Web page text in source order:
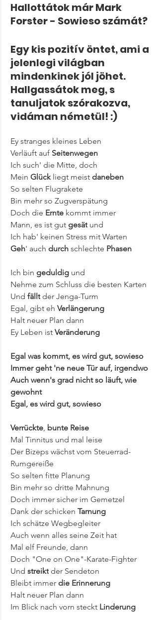
Hallottátok már Mark
Forster - Sowieso számát?
Egy kis pozitív öntet, ami a
jelenlegi világban
mindenkinek jól jöhet.
Hallgassátok meg, s
tanuljatok szórakozva,
vidáman németül! :)
Ey stranges kleines Leben
Verläuft auf Seitenwegen
Ich such' die Mitte, doch
Mein Glück liegt meist daneben
So selten Flugrakete
Bin mehr so Zugverspätung
Doch die Ernte kommt immer
Mann, es ist gut gesät und
Ich hab' keinen Stress mit Warten
Geh' auch durch schlechte Phasen
Ich bin geduldig und
Nehme zum Schluss die besten Karten
Und fällt der Jenga-Turm
Egal, gibt eh Verlängerung
Halt neuer Plan dann
Ey Leben ist Veränderung
Egal was kommt, es wird gut, sowieso
Immer geht 'ne neue Tür auf, irgendwo
Auch wenn's grad nicht so läuft, wie
gewohnt
Egal, es wird gut, sowieso
Verrückte, bunte Reise
Mal Tinnitus und mal leise
Der Bizeps wächst vom Steuerrad-
Rumgereiße
So selten fitte Planung
Bin mehr so dritte Mahnung
Doch immer sicher im Gemetzel
Dank der schicken Tarnung
Ich schätze Wegbegleiter
Auch wenn alles seine Zeit hat
Mal elf Freunde, dann
Doch "One on One"-Karate-Fighter
Und streikt der Sendeton
Bleibt immer die Erinnerung
Halt neuer Plan dann
Im Blick nach vorn steckt Linderung